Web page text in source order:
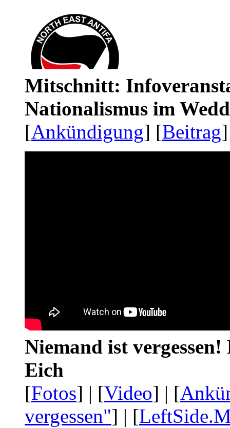
Mitschnitt:
Nationalismus im
[Ankündigung] [Beitrag
Niemand ist
Eich
[Fotos] | [Video] | [
vergessen"] | [